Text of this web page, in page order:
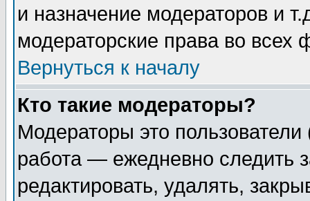
и назначение модераторов и
модераторские права во всех
Вернуться к началу
Кто такие модераторы?
Модераторы это
работа — ежедневно следить
редактировать, удалять,